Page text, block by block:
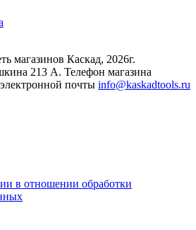
магазинов Каскад, 2026г.
213 А. Телефон магазина
почты info@kaskadtools.ru
в отношении обработки